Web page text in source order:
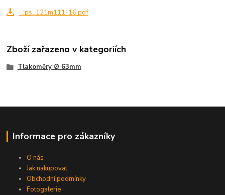
_ps_121m111-16.pdf
Zboží zařazeno v kategoriích
Tlakoměry Ø 63mm
Informace pro zákazníky
O nás
Jak nakupovat
Obchodní podmínky
Fotogalerie